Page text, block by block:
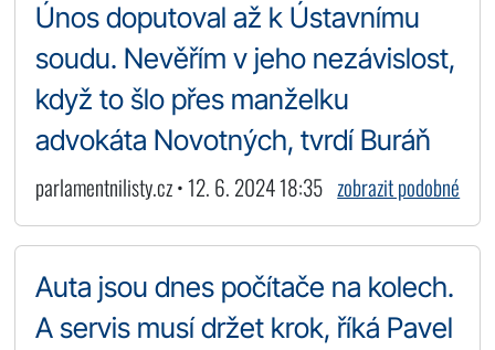
Únos doputoval až k Ústavnímu
soudu. Nevěřím v jeho nezávislost,
když to šlo přes manželku
advokáta Novotných, tvrdí Buráň
parlamentnilisty.cz • 12. 6. 2024 18:35 zobrazit podobné
Auta jsou dnes počítače na kolech.
A servis musí držet krok, říká Pavel